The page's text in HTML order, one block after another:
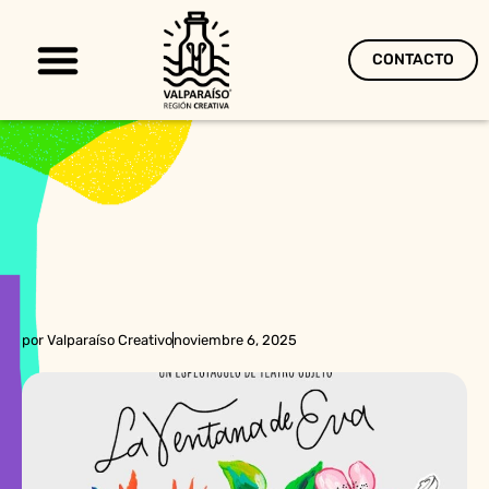
CONTACTO
por Valparaíso Creativonoviembre 6, 2025